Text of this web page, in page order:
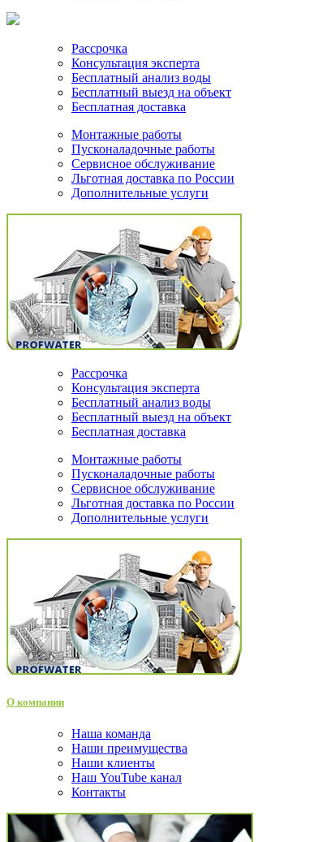
Рассрочка
Консультация эксперта
Бесплатный анализ воды
Бесплатный выезд на объект
Бесплатная доставка
Монтажные работы
Пусконаладочные работы
Сервисное обслуживание
Льготная доставка по России
Дополнительные услуги
Рассрочка
Консультация эксперта
Бесплатный анализ воды
Бесплатный выезд на объект
Бесплатная доставка
Монтажные работы
Пусконаладочные работы
Сервисное обслуживание
Льготная доставка по России
Дополнительные услуги
О компании
Наша команда
Наши преимущества
Наши клиенты
Наш YouTube канал
Контакты